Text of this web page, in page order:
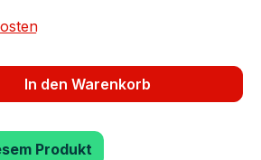
gewünschten Wert
In den Warenkorb
Produkt